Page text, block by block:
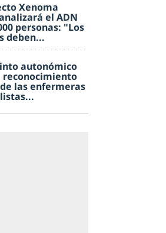
Xenoma
el ADN
personas: "Los
deben...
autonómico
reconocimiento
las enfermeras